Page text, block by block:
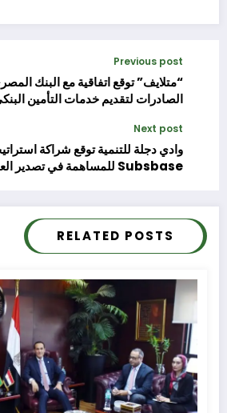
Previous post
“متلايف” توقع اتفاقية مع البنك
الصادرات لتقديم خدمات التأمين
Next post
وادي دجلة للتنمية توقع شراكة
Subsbase للمساهمة في تصدير العقارات
RELATED POSTS